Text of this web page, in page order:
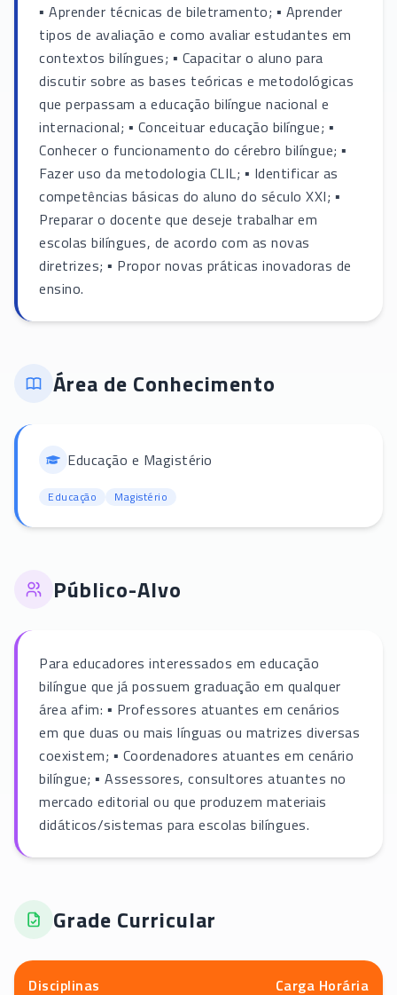
▪ Aprender técnicas de biletramento; ▪ Aprender
tipos de avaliação e como avaliar estudantes em
contextos bilíngues; ▪ Capacitar o aluno para
discutir sobre as bases teóricas e metodológicas
que perpassam a educação bilíngue nacional e
internacional; ▪ Conceituar educação bilíngue; ▪
Conhecer o funcionamento do cérebro bilíngue; ▪
Fazer uso da metodologia CLIL; ▪ Identificar as
competências básicas do aluno do século XXI; ▪
Preparar o docente que deseje trabalhar em
escolas bilíngues, de acordo com as novas
diretrizes; ▪ Propor novas práticas inovadoras de
ensino.
Área de Conhecimento
Educação e Magistério
Educação Magistério
Público-Alvo
Para educadores interessados em educação
bilíngue que já possuem graduação em qualquer
área afim: ▪ Professores atuantes em cenários
em que duas ou mais línguas ou matrizes diversas
coexistem; ▪ Coordenadores atuantes em cenário
bilíngue; ▪ Assessores, consultores atuantes no
mercado editorial ou que produzem materiais
didáticos/sistemas para escolas bilíngues.
Grade Curricular
Disciplinas Carga Horária